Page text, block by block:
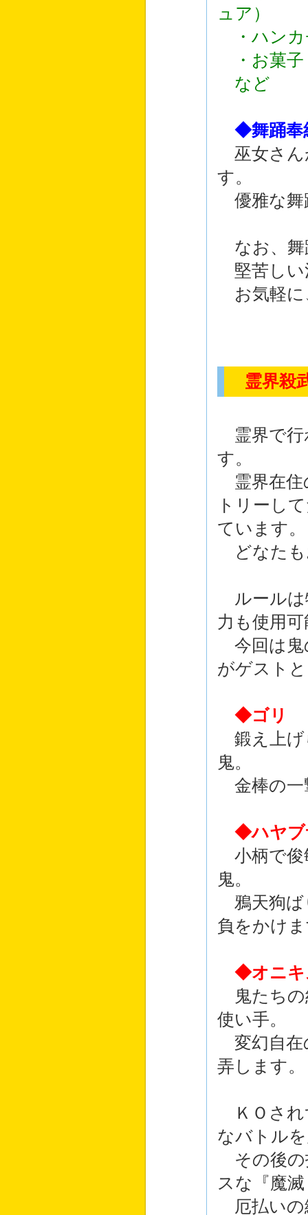
ュア）
・ハンカ
・お菓子
など
◆舞踊奉
巫女さん
す。
優雅な舞
なお、舞
堅苦しい
お気軽に
霊界殺
霊界で行
す。
霊界在住
トリーし
ています。
どなたも
ルールは
力も使用
今回は鬼
がゲスト
◆ゴリ
鍛え上げ
鬼。
金棒の一
◆ハヤブ
小柄で俊
鬼。
鴉天狗ば
負をかけ
◆オニキ
鬼たちの
使い手。
変幻自在
弄します。
ＫＯされ
なバトル
その後の
スな『魔
厄払いの